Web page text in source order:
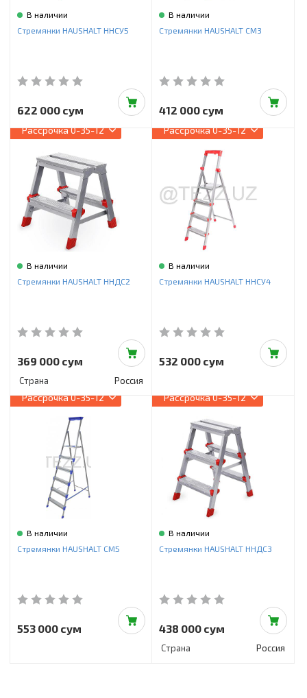
В наличии
Стремянки HAUSHALT ННСУ5
622 000 сум
В наличии
Стремянки HAUSHALT СМ3
412 000 сум
Рассрочка0-35-12
В наличии
Стремянки HAUSHALT ННДС2
369 000 сум
Страна Россия
Рассрочка0-35-12
В наличии
Стремянки HAUSHALT ННСУ4
532 000 сум
Рассрочка0-35-12
В наличии
Стремянки HAUSHALT СМ5
553 000 сум
Рассрочка0-35-12
В наличии
Стремянки HAUSHALT ННДС3
438 000 сум
Страна Россия